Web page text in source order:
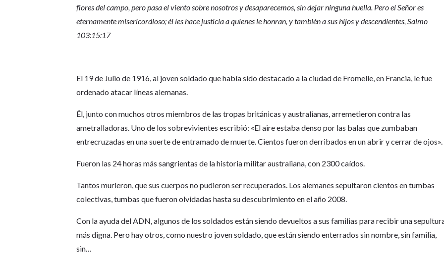
flores del campo, pero pasa el viento sobre nosotros y desaparecemos, sin dejar ninguna huella. Pero el Señor es
eternamente misericordioso; él les hace justicia a quienes le honran, y también a sus hijos y descendientes, Salmo
103:15:17
El 19 de Julio de 1916, al joven soldado que había sido destacado a la ciudad de Fromelle, en Francia, le fue
ordenado atacar líneas alemanas.
Él, junto con muchos otros miembros de las tropas británicas y australianas, arremetieron contra las
ametralladoras. Uno de los sobrevivientes escribió: «El aire estaba denso por las balas que zumbaban
entrecruzadas en una suerte de entramado de muerte. Cientos fueron derribados en un abrir y cerrar de ojos».
Fueron las 24 horas más sangrientas de la historia militar australiana, con 2300 caídos.
Tantos murieron, que sus cuerpos no pudieron ser recuperados. Los alemanes sepultaron cientos en tumbas
colectivas, tumbas que fueron olvidadas hasta su descubrimiento en el año 2008.
Con la ayuda del ADN, algunos de los soldados están siendo devueltos a sus familias para recibir una
más digna. Pero hay otros, como nuestro joven soldado, que están siendo enterrados sin nombre, sin familia,
sin…